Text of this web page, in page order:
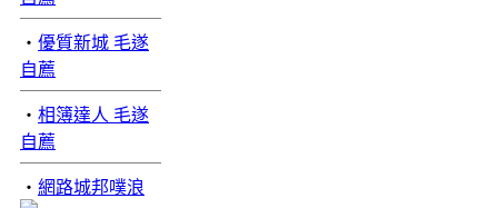
‧ 優質新城 毛遂
自薦
‧ 相簿達人 毛遂
自薦
‧ 網路城邦噗浪